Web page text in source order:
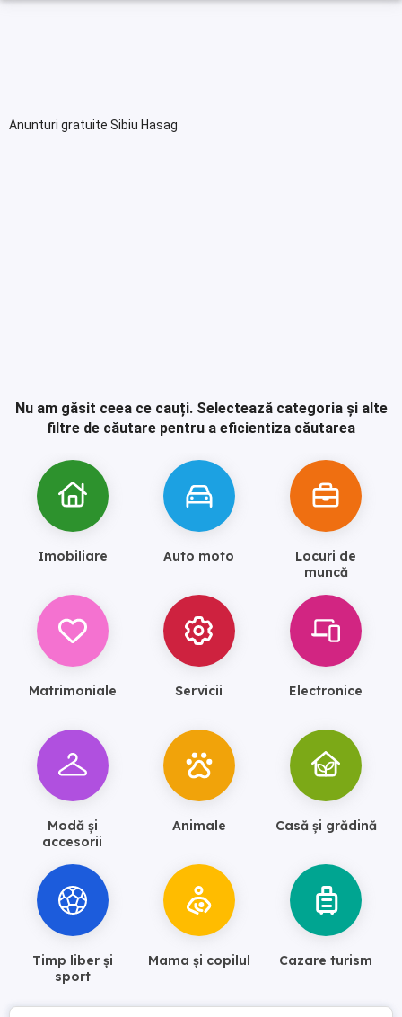
Anunturi gratuite Sibiu Hasag
Nu am găsit ceea ce cauți. Selectează categoria și alte
filtre de căutare pentru a eficientiza căutarea
Imobiliare Auto moto
Locuri de
muncă
Matrimoniale Servicii Electronice
Modă și
accesorii
Animale Casă și grădină
Timp liber și
sport
Mama și copilul Cazare turism